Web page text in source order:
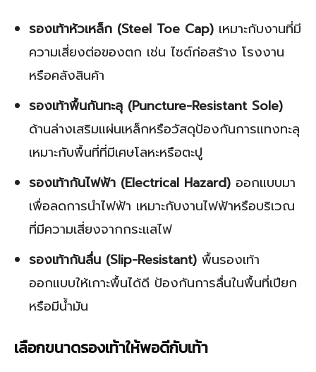
รองเท้าหัวเหล็ก (Steel Toe Cap) เหมาะกับงานที่มี
ความเสี่ยงต่อของตก เช่น ไซต์ก่อสร้าง โรงงาน
หรือคลังสินค้า
รองเท้าพื้นกันทะลุ (Puncture-Resistant Sole)
ด้านล่างเสริมแผ่นเหล็กหรือวัสดุป้องกันการแทงทะลุ
เหมาะกับพื้นที่ที่มีเศษโลหะหรือตะปู
รองเท้ากันไฟฟ้า (Electrical Hazard) ออกแบบมา
เพื่อลดการนำไฟฟ้า เหมาะกับงานไฟฟ้าหรือบริเวณ
ที่มีความเสี่ยงจากกระแสไฟ
รองเท้ากันลื่น (Slip-Resistant) พื้นรองเท้า
ออกแบบให้เกาะพื้นได้ดี ป้องกันการลื่นในพื้นที่เปียก
หรือมีน้ำมัน
เลือกขนาดรองเท้าให้พอดีกับเท้า